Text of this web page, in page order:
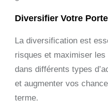
Diversifier Votre
La diversification est
risques et maximiser
dans différents types
et augmenter vos
terme.